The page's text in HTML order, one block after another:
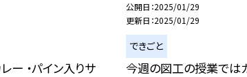
ー ・パイン入りサ
公開日 2025/01/29
更新日 2025/01/29
できごと
今週の図工の授業では